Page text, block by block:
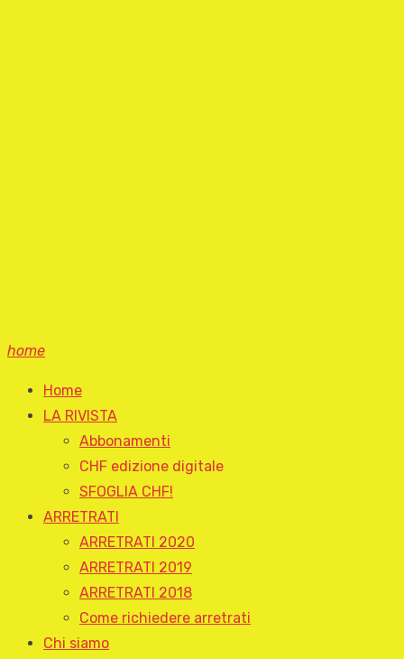
home
Home
LA RIVISTA
Abbonamenti
CHF edizione digitale
SFOGLIA CHF!
ARRETRATI
ARRETRATI 2020
ARRETRATI 2019
ARRETRATI 2018
Come richiedere arretrati
Chi siamo